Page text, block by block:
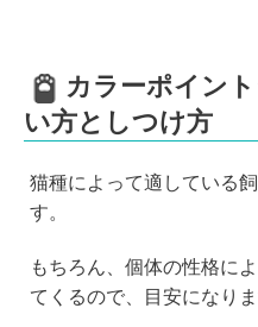
カラーポイン
い方としつけ方
猫種によって適している
す。
もちろん、個体の性格に
てくるので、目安になりま